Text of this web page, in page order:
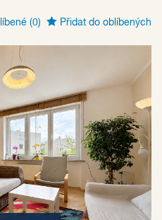
(0) Přidat do oblíbených